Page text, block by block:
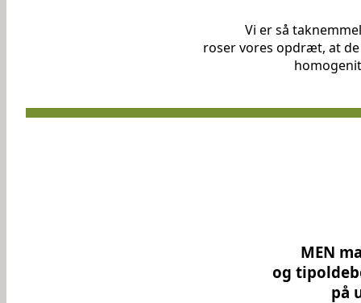
Vi er så
roser vores opdræt, at
MEN
og
på